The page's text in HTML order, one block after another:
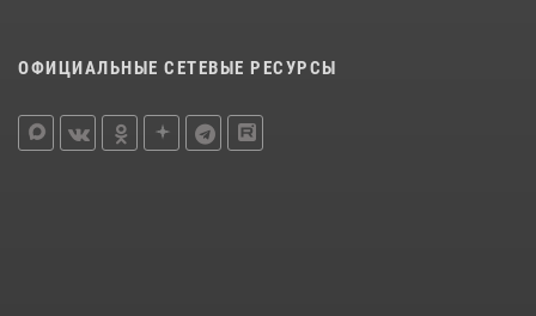
ОФИЦИАЛЬНЫЕ СЕТЕВЫЕ РЕСУРСЫ